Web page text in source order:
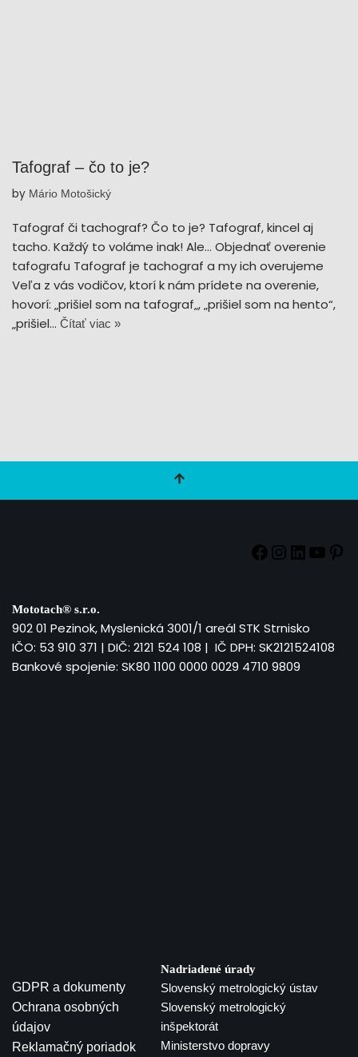
Tafograf – čo to je?
by Mário Motošický
Tafograf či tachograf? Čo to je? Tafograf, kincel aj
tacho. Každý to voláme inak! Ale… Objednať overenie
tafografu Tafograf je tachograf a my ich overujeme
Veľa z vás vodičov, ktorí k nám prídete na overenie,
hovorí: „prišiel som na tafograf„, „prišiel som na hento“,
„prišiel… Čítať viac »
Mototach® s.r.o.
902 01 Pezinok, Myslenická 3001/1 areál STK Strnisko
IČO: 53 910 371 | DIČ: 2121 524 108 | IČ DPH: SK2121524108
Bankové spojenie: SK80 1100 0000 0029 4710 9809
GDPR a dokumenty
Ochrana osobných
údajov
Reklamačný poriadok
Nadriadené úrady
Slovenský metrologický ústav
Slovenský metrologický
inšpektorát
Ministerstvo dopravy